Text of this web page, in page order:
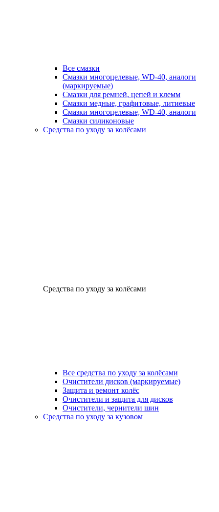
Все смазки
Смазки многоцелевые, WD-40, аналоги
(маркируемые)
Смазки для ремней, цепей и клемм
Смазки медные, графитовые, литиевые
Смазки многоцелевые, WD-40, аналоги
Смазки силиконовые
Средства по уходу за колёсами
Средства по уходу за колёсами
Все средства по уходу за колёсами
Очистители дисков (маркируемые)
Защита и ремонт колёс
Очистители и защита для дисков
Очистители, чернители шин
Средства по уходу за кузовом